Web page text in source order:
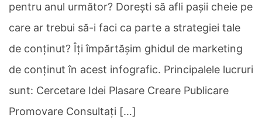
pentru anul următor? Dorești să afli pașii cheie pe
care ar trebui să-i faci ca parte a strategiei tale
de conținut? Îți împărtășim ghidul de marketing
de conținut în acest infografic. Principalele lucruri
sunt: Cercetare Idei Plasare Creare Publicare
Promovare Consultați […]